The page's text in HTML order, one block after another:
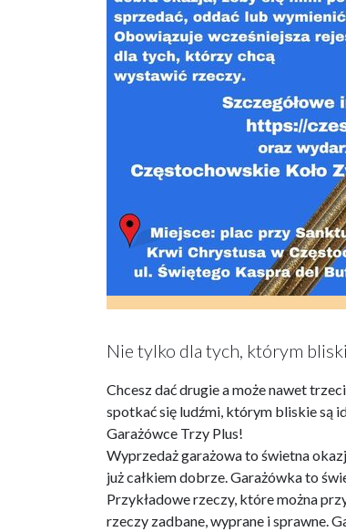
Nie tylko dla tych, którym
Chcesz dać drugie a może nawet
spotkać się ludźmi, którym bliskie są
Garażówce Trzy Plus!
Wyprzedaż garażowa to świetna
już całkiem dobrze. Garażówka to
Przykładowe rzeczy, które można
rzeczy zadbane, wyprane i sprawne.